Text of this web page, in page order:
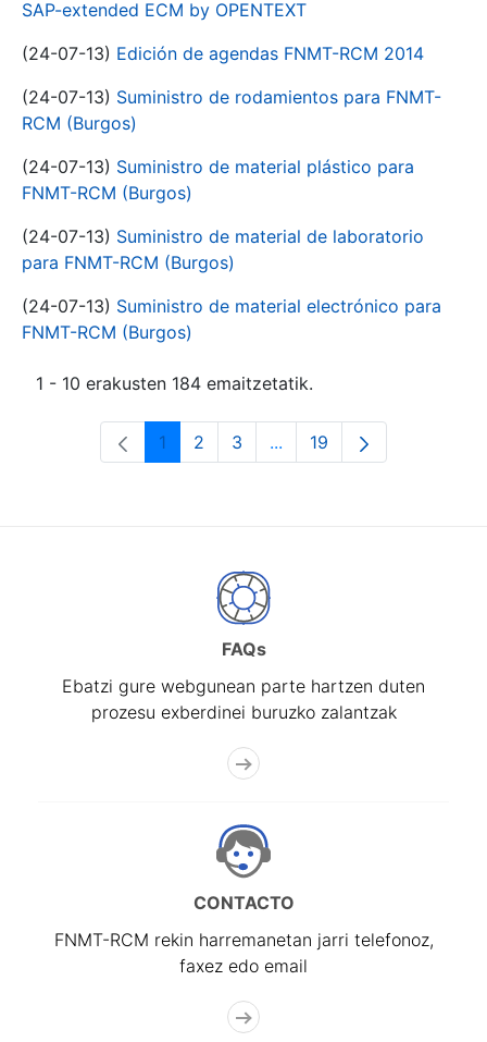
SAP-extended ECM by OPENTEXT
(24-07-13) Edición de agendas FNMT-RCM 2014
(24-07-13) Suministro de rodamientos para FNMT-
RCM (Burgos)
(24-07-13) Suministro de material plástico para
FNMT-RCM (Burgos)
(24-07-13) Suministro de material de laboratorio
para FNMT-RCM (Burgos)
(24-07-13) Suministro de material electrónico para
FNMT-RCM (Burgos)
1 - 10 erakusten 184 emaitzetatik.
Orrialdea
1 Orrialdea
2 Orrialdea
3 ...Intermediate Pages Use
Orrialdea
19
FAQs
Ebatzi gure webgunean parte hartzen duten
prozesu exberdinei buruzko zalantzak
CONTACTO
FNMT-RCM rekin harremanetan jarri telefonoz,
faxez edo email